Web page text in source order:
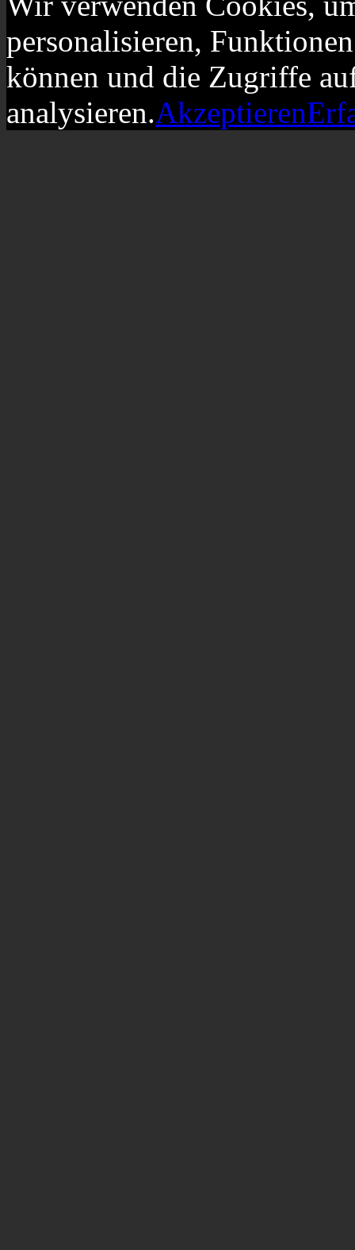
personalisieren,
können und die Zugriffe
analysieren.Akzeptieren